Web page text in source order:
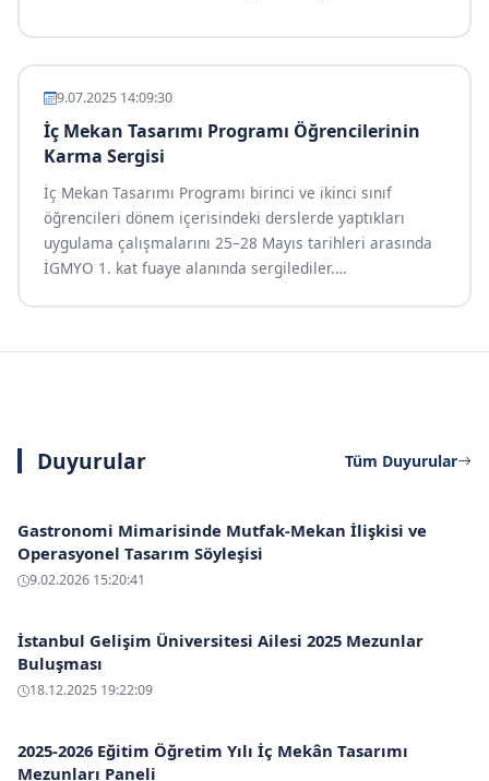
9.07.2025 14:09:30
İç Mekan Tasarımı Programı Öğrencilerinin
Karma Sergisi
İç Mekan Tasarımı Programı birinci ve ikinci sınıf
öğrencileri dönem içerisindeki derslerde yaptıkları
uygulama çalışmalarını 25–28 Mayıs tarihleri arasında
İGMYO 1. kat fuaye alanında sergilediler.…
Duyurular Tüm Duyurular
Gastronomi Mimarisinde Mutfak-Mekan İlişkisi ve
Operasyonel Tasarım Söyleşisi
9.02.2026 15:20:41
İstanbul Gelişim Üniversitesi Ailesi 2025 Mezunlar
Buluşması
18.12.2025 19:22:09
2025-2026 Eğitim Öğretim Yılı İç Mekân Tasarımı
Mezunları Paneli